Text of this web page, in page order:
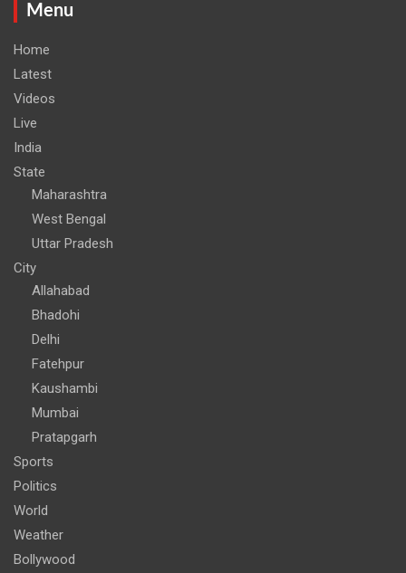
Menu
Home
Latest
Videos
Live
India
State
Maharashtra
West Bengal
Uttar Pradesh
City
Allahabad
Bhadohi
Delhi
Fatehpur
Kaushambi
Mumbai
Pratapgarh
Sports
Politics
World
Weather
Bollywood